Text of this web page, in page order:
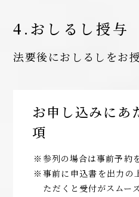
4.おしるし授与
法要後におしるしをお
お申し込みにあ
項
※参列の場合は事前予約
※事前に申込書を出力の
ただくと受付がスムーズ